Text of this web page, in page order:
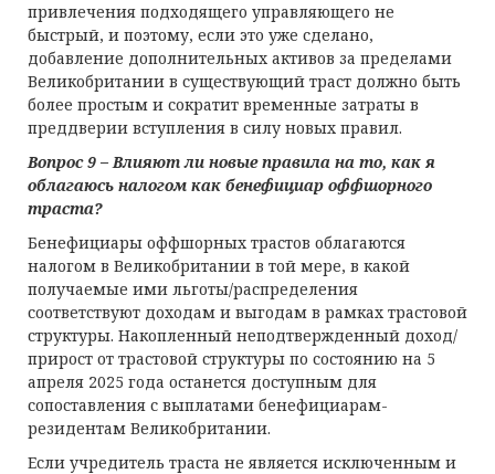
привлечения подходящего управляющего не
быстрый, и поэтому, если это уже сделано,
добавление дополнительных активов за пределами
Великобритании в существующий траст должно быть
более простым и сократит временные затраты в
преддверии вступления в силу новых правил.
Вопрос 9 – Влияют ли новыеправила на то, как я
облагаюсь налогом как бенефициар оффшорного
траста?
Бенефициары оффшорных трастов облагаются
налогом в Великобритании в той мере, в какой
получаемые ими льготы/распределения
соответствуют доходам и выгодам в рамках трастовой
структуры. Накопленный неподтвержденный доход/
прирост от трастовой структуры по состоянию на 5
апреля 2025 года останется доступным для
сопоставления с выплатами бенефициарам-
резидентам Великобритании.
Если учредитель траста не является исключенным и